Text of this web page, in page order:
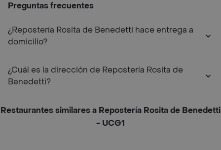
Preguntas frecuentes
¿Repostería Rosita de Benedetti hace entrega a
domicilio?
¿Cuál es la dirección de Repostería Rosita de
Benedetti?
Restaurantes similares a Repostería Rosita de Benedetti
- UCG1